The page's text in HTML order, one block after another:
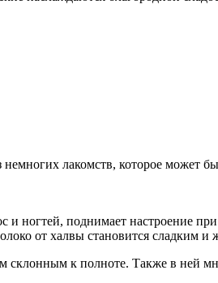
лакомств, которое может
и ногтей, поднимает настроение
от халвы становится
склонным к полноте. Также в ней